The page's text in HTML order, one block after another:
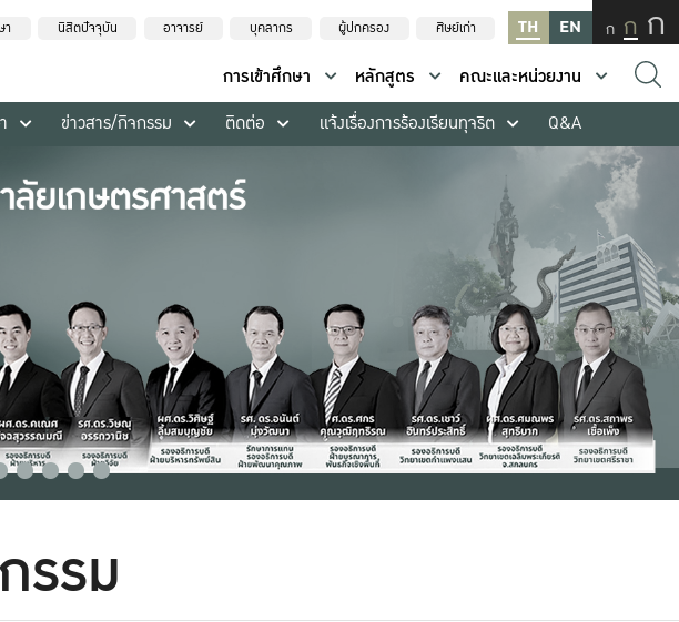
า นิสิตปัจจุบัน อาจารย์ บุคลากร ผู้ปกครอง ศิษย์เก่า TH EN ก ก ก
การเข้าศึกษา หลักสูตร
คณะและหน่วยงาน
ข่าวสาร/กิจกรรม ติดต่อ แจ้งเรื่องการร้องเรียนทุจริต Q&A
รรม